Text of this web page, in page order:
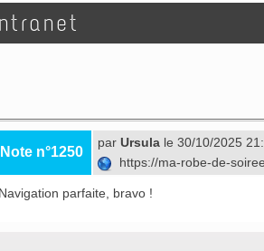
Note n°1250
par Ursula le 30/10/2025
https://ma-robe-de-
Navigation parfaite, bravo !